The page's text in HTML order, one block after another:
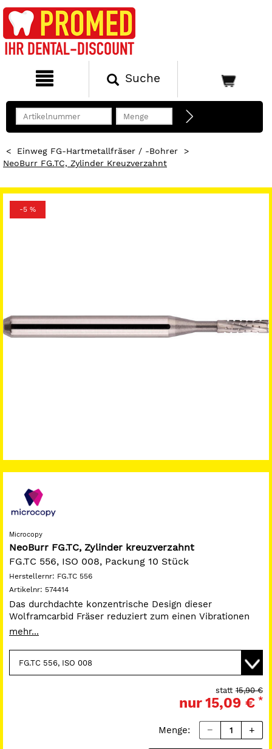
Suche
< Einweg FG-Hartmetallfräser / -Bohrer
>
NeoBurr FG.TC, Zylinder Kreuzverzahnt
-5 %
Microcopy
NeoBurr FG.TC, Zylinder kreuzverzahnt
FG.TC 556, ISO 008, Packung 10 Stück
Herstellernr: FG.TC 556
Artikelnr: 574414
Das durchdachte konzentrische Design dieser
Wolframcarbid Fräser reduziert zum einen Vibrationen
und Schwingungen zum anderen wird durch die
Messerdesign gewährleistet einen gleichmäßigeren und
schnelleren Schnitt. Alle NeoBurrs werden aus
Sicherheitsgründen sterilisiert.
mehr...
15,90 €
statt
nur15,09 € *
Menge: